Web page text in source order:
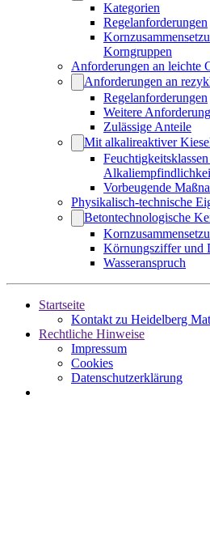
Kategorien
Regelanforderungen
Korngruppen
Anforderungen an leichte
Anforderungen an
Regelanforderungen
Weitere
Zulässige Anteile
Mit alkalireaktiver
Vorbeugende
Physikalisch-technische
Betontechnologische
Körnungsziffer und
Wasseranspruch
Startseite
Kontakt zu Heidelberg
Rechtliche Hinweise
Impressum
Cookies
Datenschutzerklärung